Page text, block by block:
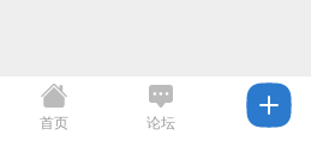
首页 论坛